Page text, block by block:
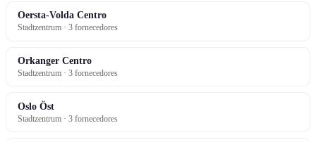
Oersta-Volda Centro
Stadtzentrum · 3 fornecedores
Orkanger Centro
Stadtzentrum · 3 fornecedores
Oslo Öst
Stadtzentrum · 3 fornecedores